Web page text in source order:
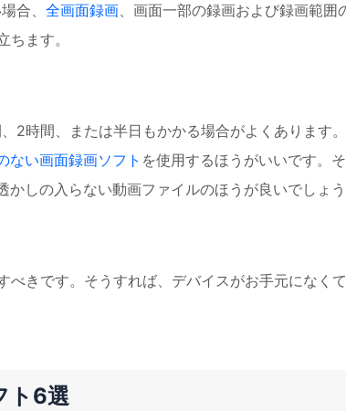
合、 全画面録画、画面一部の録画および録画範囲
ます。
2時間、または半日もかかる場合がよくあります。
ない画面録画ソフト を使用するほうがいいです。
しの入らない動画ファイルのほうが良いでしょう
べきです。そうすれば、デバイスがお手元になくて
ト6選